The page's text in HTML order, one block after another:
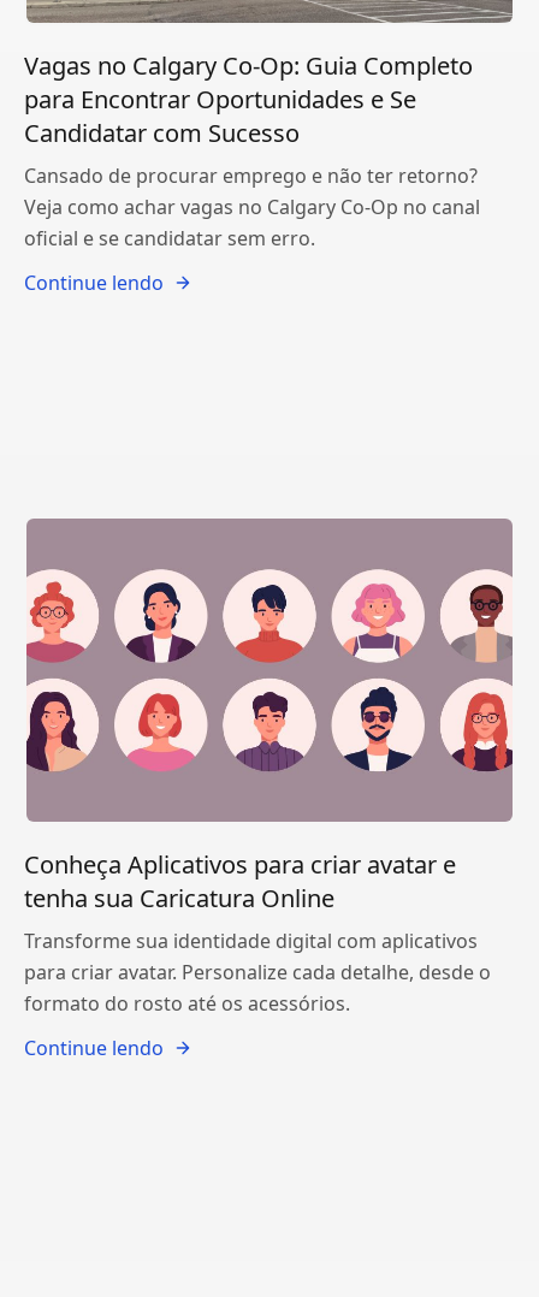
Vagas no Calgary Co-Op: Guia Completo
para Encontrar Oportunidades e Se
Candidatar com Sucesso
Cansado de procurar emprego e não ter retorno?
Veja como achar vagas no Calgary Co-Op no canal
oficial e se candidatar sem erro.
Continue lendo
Conheça Aplicativos para criar avatar e
tenha sua Caricatura Online
Transforme sua identidade digital com aplicativos
para criar avatar. Personalize cada detalhe, desde o
formato do rosto até os acessórios.
Continue lendo